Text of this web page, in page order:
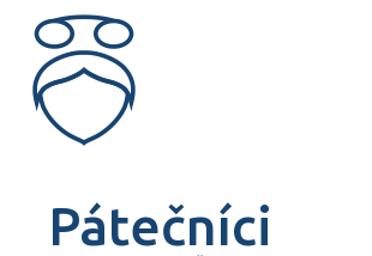
content
Pátečníci